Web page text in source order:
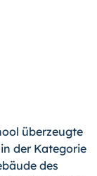
überzeugte
der Kategorie
des